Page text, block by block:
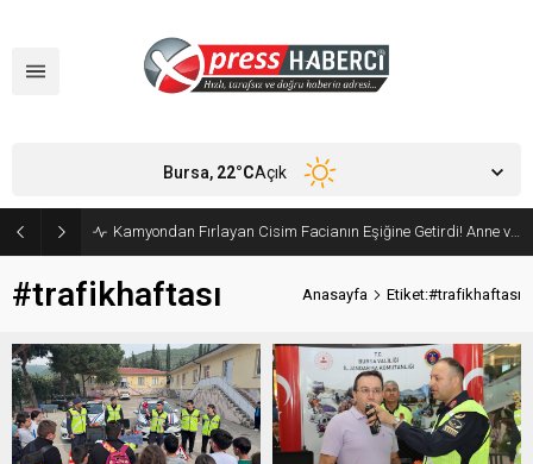
Kamyondan Fırlayan Cisim Facianın Eşiğine Getirdi! Anne ve Bebeği Son Anda Kurtuldu
Bursa, 22°CAçık
#trafikhaftası Anasayfa Etiket:#trafikhaftası